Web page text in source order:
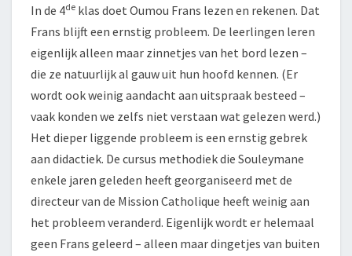
In de 4de klas doet Oumou Frans lezen en rekenen. Dat
Frans blijft een ernstig probleem. De leerlingen leren
eigenlijk alleen maar zinnetjes van het bord lezen –
die ze natuurlijk al gauw uit hun hoofd kennen. (Er
wordt ook weinig aandacht aan uitspraak besteed –
vaak konden we zelfs niet verstaan wat gelezen werd.)
Het dieper liggende probleem is een ernstig gebrek
aan didactiek. De cursus methodiek die Souleymane
enkele jaren geleden heeft georganiseerd met de
directeur van de Mission Catholique heeft weinig aan
het probleem veranderd. Eigenlijk wordt er helemaal
geen Frans geleerd – alleen maar dingetjes van buiten